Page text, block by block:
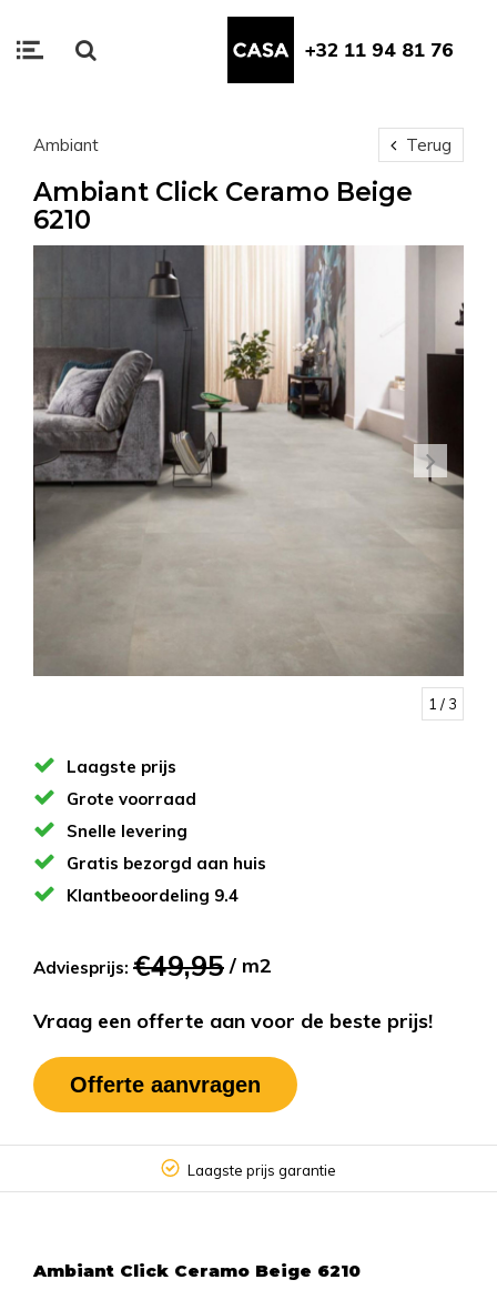
+32 11 94 81 76
Ambiant Terug
Ambiant Click Ceramo Beige
6210
1 / 3
Laagste prijs
Grote voorraad
Snelle levering
Gratis bezorgd aan huis
Klantbeoordeling 9.4
Adviesprijs: €49,95 / m2
Vraag een offerte aan voor de beste prijs!
Offerte aanvragen
Laagste prijs garantie
Ambiant Click Ceramo Beige 6210